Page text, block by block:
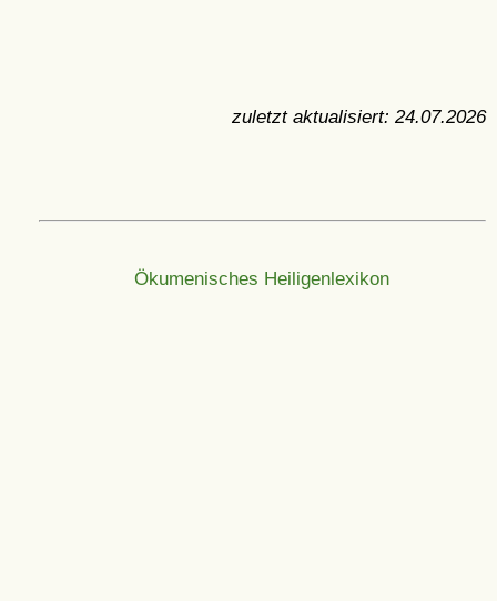
zuletzt aktualisiert: 24.07.2026
Ökumenisches Heiligenlexikon